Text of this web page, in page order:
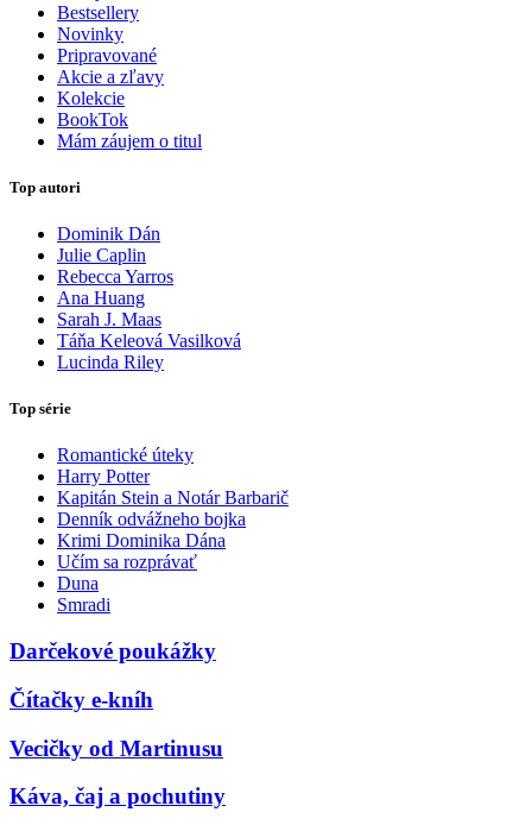
Bestsellery
Novinky
Pripravované
Akcie a zľavy
Kolekcie
BookTok
Mám záujem o titul
Top autori
Dominik Dán
Julie Caplin
Rebecca Yarros
Ana Huang
Sarah J. Maas
Táňa Keleová Vasilková
Lucinda Riley
Top série
Romantické úteky
Harry Potter
Kapitán Stein a Notár Barbarič
Denník odvážneho bojka
Krimi Dominika Dána
Učím sa rozprávať
Duna
Smradi
Darčekové poukážky
Čítačky e-kníh
Vecičky od Martinusu
Káva, čaj a pochutiny